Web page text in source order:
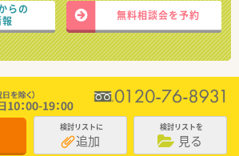
らの
無料相談会を予約
検討リストに
追加
検討リストを
見る